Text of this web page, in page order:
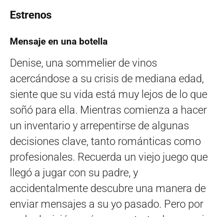
Estrenos
Mensaje en una botella
Denise, una sommelier de vinos
acercándose a su crisis de mediana edad,
siente que su vida está muy lejos de lo que
soñó para ella. Mientras comienza a hacer
un inventario y arrepentirse de algunas
decisiones clave, tanto románticas como
profesionales. Recuerda un viejo juego que
llegó a jugar con su padre, y
accidentalmente descubre una manera de
enviar mensajes a su yo pasado. Pero por